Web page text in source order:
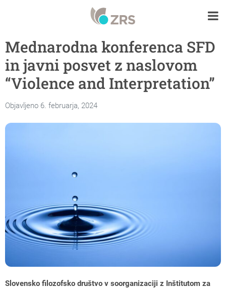
Mednarodna konferenca SFD
in javni posvet z naslovom
“Violence and Interpretation”
Objavljeno 6. februarja, 2024
Slovensko filozofsko društvo v soorganizaciji z Inštitutom za